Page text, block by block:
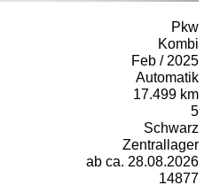
Pkw
Kombi
Feb / 2025
Automatik
17.499 km
5
Schwarz
Zentrallager
ab ca. 28.08.2026
14877